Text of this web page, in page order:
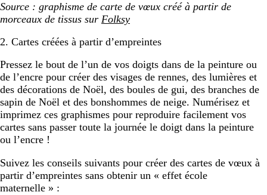
Source : graphisme de carte de vœux créé à partir de
morceaux de tissus sur Folksy
2. Cartes créées à partir d’empreintes
Pressez le bout de l’un de vos doigts dans de la peinture ou
de l’encre pour créer des visages de rennes, des lumières et
des décorations de Noël, des boules de gui, des branches de
sapin de Noël et des bonshommes de neige. Numérisez et
imprimez ces graphismes pour reproduire facilement vos
cartes sans passer toute la journée le doigt dans la peinture
ou l’encre !
Suivez les conseils suivants pour créer des cartes de vœux à
partir d’empreintes sans obtenir un « effet école
maternelle » :